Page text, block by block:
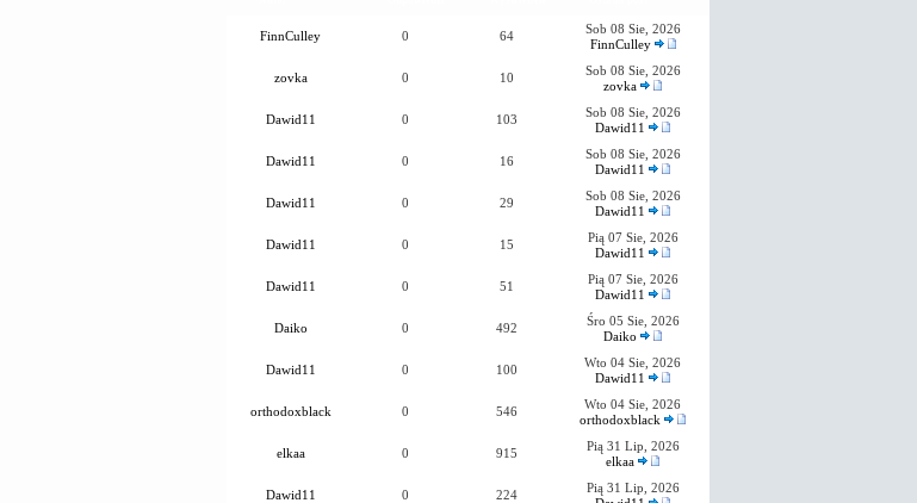
FinnCulley 0 64
Sob 08 Sie, 2026
FinnCulley
zovka 0 10
Sob 08 Sie, 2026
zovka
Dawid11 0 103
Sob 08 Sie, 2026
Dawid11
Dawid11 0 16
Sob 08 Sie, 2026
Dawid11
Dawid11 0 29
Sob 08 Sie, 2026
Dawid11
Dawid11 0 15
Pią 07 Sie, 2026
Dawid11
Dawid11 0 51
Pią 07 Sie, 2026
Dawid11
Daiko 0 492
Śro 05 Sie, 2026
Daiko
Dawid11 0 100
Wto 04 Sie, 2026
Dawid11
orthodoxblack 0 546
Wto 04 Sie, 2026
orthodoxblack
elkaa 0 915
Pią 31 Lip, 2026
elkaa
Dawid11 0 224
Pią 31 Lip, 2026